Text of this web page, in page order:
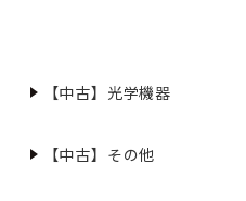
【中古】光学機器
【中古】その他